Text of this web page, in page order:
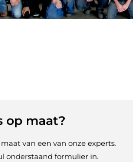
op maat?
van een van onze experts.
onderstaand formulier in.